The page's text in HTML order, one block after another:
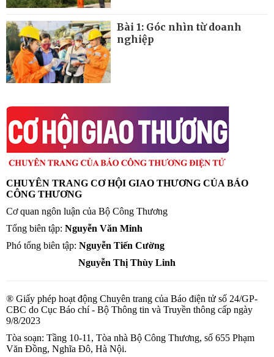
Bài 1: Góc nhìn từ doanh
nghiệp
CHUYÊN TRANG CƠ HỘI GIAO THƯƠNG CỦA BÁO
CÔNG THƯƠNG
Cơ quan ngôn luận của Bộ Công Thương
Tổng biên tập: Nguyễn Văn Minh
Phó tổng biên tập: Nguyễn Tiến Cường
Nguyễn Thị Thùy Linh
® Giấy phép hoạt động Chuyên trang của Báo điện tử số 24/GP-
CBC do Cục Báo chí - Bộ Thông tin và Truyền thông cấp ngày
9/8/2023
Tòa soạn: Tầng 10-11, Tòa nhà Bộ Công Thương, số 655 Phạm
Văn Đồng, Nghĩa Đô, Hà Nội.